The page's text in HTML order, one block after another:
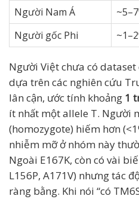
Người Nam Á
Người gốc Phi
Người Việt chưa có
dựa trên các nghiên cứu
lân cận, ước tính khoảng 1
ít nhất một allele T. Người
(homozygote) hiếm hơn
nhiễm mỡ ở nhóm này
Ngoài E167K, còn có vài
L156P, A171V) nhưng tác
ràng bằng. Khi nói “có